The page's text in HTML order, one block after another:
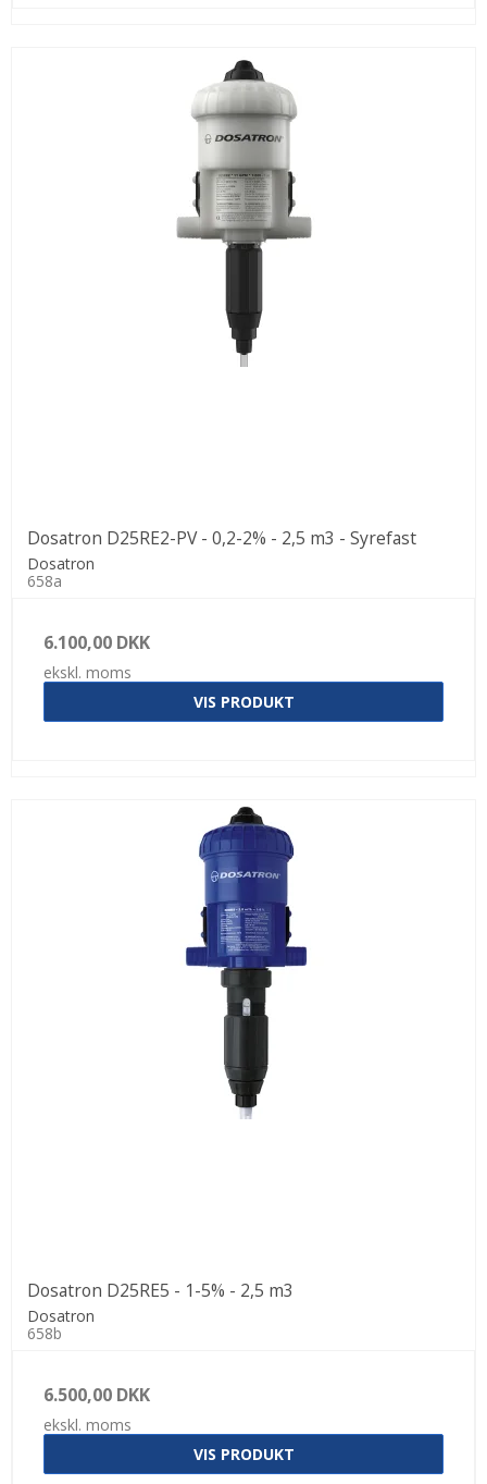
Dosatron D25RE2-PV - 0,2-2% - 2,5 m3 - Syrefast
Dosatron
658a
6.100,00 DKK
ekskl. moms
VIS PRODUKT
Dosatron D25RE5 - 1-5% - 2,5 m3
Dosatron
658b
6.500,00 DKK
ekskl. moms
VIS PRODUKT